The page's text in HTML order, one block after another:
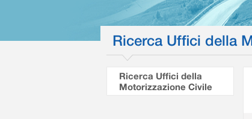
Ricerca Uffici della
Ricerca Uffici della
Motorizzazione Civile